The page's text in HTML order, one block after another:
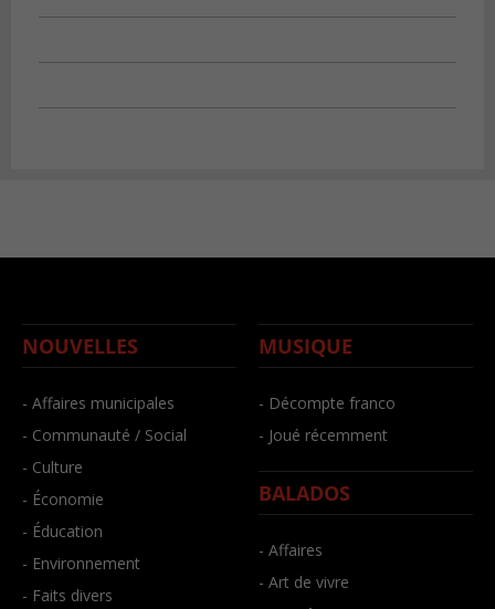
NOUVELLES
- Affaires municipales
- Communauté / Social
- Culture
- Économie
- Éducation
- Environnement
- Faits divers
MUSIQUE
- Décompte franco
- Joué récemment
BALADOS
- Affaires
- Art de vivre